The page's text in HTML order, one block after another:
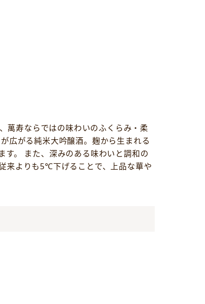
萬寿ならではの味わいのふくらみ・柔
広がる純米大吟醸酒。麹から生まれる
す。 また、深みのある味わいと調和の
来よりも5℃下げることで、上品な華や